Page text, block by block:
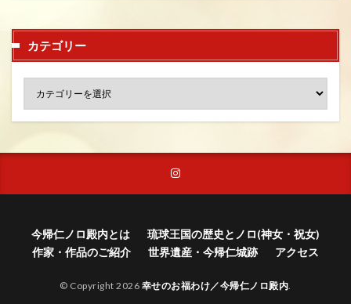
カテゴリー
今帰仁ノロ殿内とは
琉球王国の歴史とノロ(神女・祝女)
作家・作品のご紹介
世界遺産・今帰仁城跡 アクセス
© Copyright 2026 幸せのお福わけ／今帰仁ノロ殿内